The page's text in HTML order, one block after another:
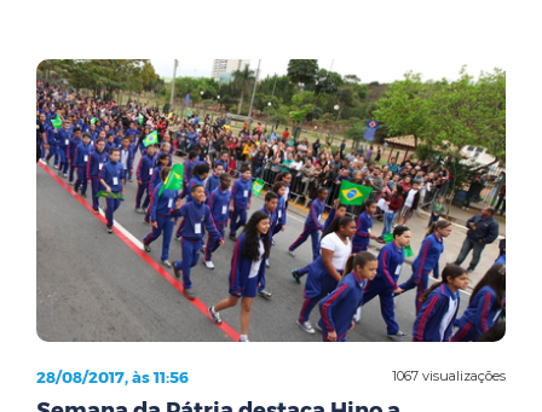
1067 visualizações
28/08/2017, às 11:56